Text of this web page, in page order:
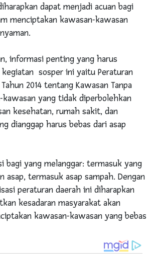
dapat menjadi acuan bagi
menciptakan kawasan-kawasan
informasi penting yang harus
sosper ini yaitu Peraturan
2014 tentang Kawasan Tanpa
kawasan yang tidak diperbolehkan
kesehatan, rumah sakit, dan
dianggap harus bebas dari asap
bagi yang melanggar: termasuk yang
asap, termasuk asap sampah. Dengan
peraturan daerah ini diharapkan
kesadaran masyarakat akan
kawasan-kawasan yang bebas